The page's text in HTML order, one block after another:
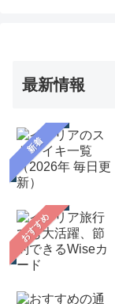
最新情報
新着
おすすめ